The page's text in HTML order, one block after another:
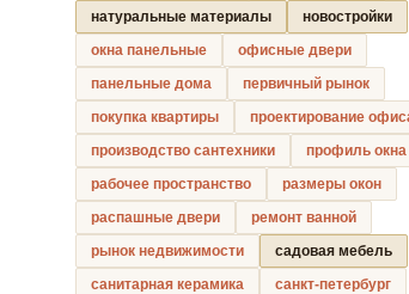
натуральные материалы
новостройки
окна панельные
офисные двери
панельные дома
первичный рынок
покупка квартиры
проектирование
производство сантехники
профиль окна
рабочее пространство
размеры окон
распашные двери
ремонт ванной
рынок недвижимости
садовая мебель
санитарная керамика
санкт-петербург